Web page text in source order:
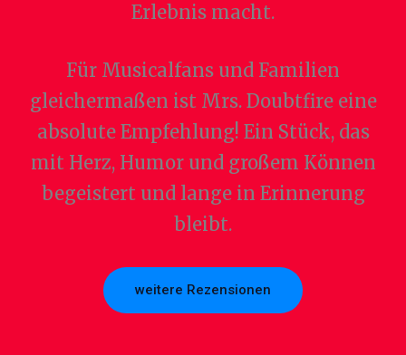
Erlebnis macht.
Für Musicalfans und Familien
gleichermaßen ist Mrs. Doubtfire eine
absolute Empfehlung! Ein Stück, das
mit Herz, Humor und großem Können
begeistert und lange in Erinnerung
bleibt.
weitere Rezensionen